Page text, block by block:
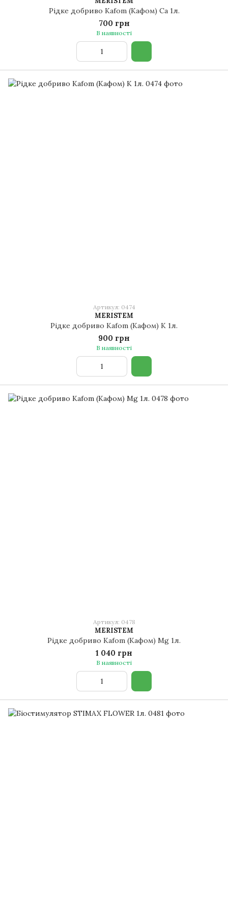
Рідке добриво Kafom (Кафом) Ca 1л.
700 грн
В наявності
Артикул: 0474
MERISTEM
Рідке добриво Kafom (Кафом) K 1л.
900 грн
В наявності
Артикул: 0478
MERISTEM
Рідке добриво Kafom (Кафом) Mg 1л.
1 040 грн
В наявності